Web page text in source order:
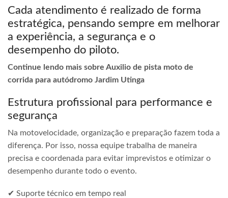
Cada atendimento é realizado de forma
estratégica, pensando sempre em melhorar
a experiência, a segurança e o
desempenho do piloto.
Continue lendo mais sobre Auxilio de pista moto de
corrida para autódromo Jardim Utinga
Estrutura profissional para performance e
segurança
Na motovelocidade, organização e preparação fazem toda a
diferença. Por isso, nossa equipe trabalha de maneira
precisa e coordenada para evitar imprevistos e otimizar o
desempenho durante todo o evento.
✔ Suporte técnico em tempo real